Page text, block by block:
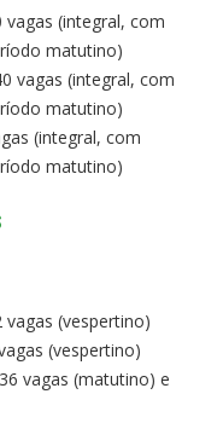
vagas (integral, com
matutino)
vagas (integral, com
matutino)
(integral, com
matutino)
vagas (vespertino)
(vespertino)
vagas (matutino) e